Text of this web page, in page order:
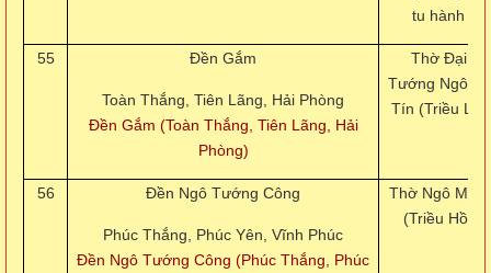
tu hành
55 Đền Gắm
Toàn Thắng, Tiên Lãng, Hải Phòng
Đền Gắm (Toàn Thắng, Tiên Lãng, Hải
Phòng)
Thờ Đại
Tướng Ngô Lý
Tín (Triều Lý)
56 Đền Ngô Tướng Công
Phúc Thắng, Phúc Yên, Vĩnh Phúc
Đền Ngô Tướng Công (Phúc Thắng, Phúc
Thờ Ngô Miễn
(Triều Hồ)